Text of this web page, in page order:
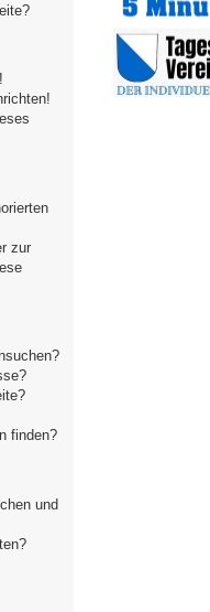
zur
finden?
und